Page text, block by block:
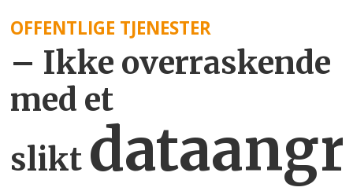
OFFENTLIGE TJENESTER
– Ikke overraskende
med et
slikt